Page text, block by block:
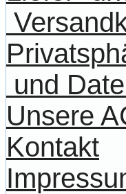
und
Unsere
Kontakt